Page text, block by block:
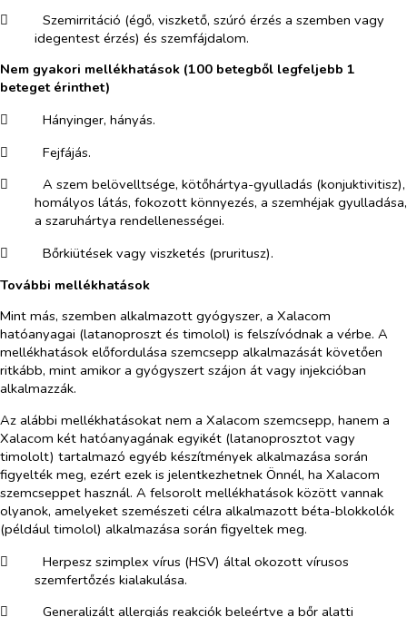
​
Szemirritáció (égő, viszkető, szúró érzés a szemben vagy
idegentest érzés) és szemfájdalom.
Nem gyakori mellékhatások (100 betegből legfeljebb 1
beteget érinthet)
​
Hányinger, hányás.
​
Fejfájás.
​
A szem belövelltsége, kötőhártya-gyulladás (konjuktivitisz),
homályos látás, fokozott könnyezés, a szemhéjak gyulladása,
a szaruhártya rendellenességei.
​
Bőrkiütések vagy viszketés (pruritusz).
További mellékhatások
Mint más, szemben alkalmazott gyógyszer, a Xalacom
hatóanyagai (latanoproszt és timolol) is felszívódnak a vérbe. A
mellékhatások előfordulása szemcsepp alkalmazását követően
ritkább, mint amikor a gyógyszert szájon át vagy injekcióban
alkalmazzák.
Az alábbi mellékhatásokat nem a Xalacom szemcsepp, hanem a
Xalacom két hatóanyagának egyikét (latanoprosztot vagy
timololt) tartalmazó egyéb készítmények alkalmazása során
figyelték meg, ezért ezek is jelentkezhetnek Önnél, ha Xalacom
szemcseppet használ. A felsorolt mellékhatások között vannak
olyanok, amelyeket szemészeti célra alkalmazott béta-blokkolók
(például timolol) alkalmazása során figyeltek meg.
​
Herpesz szimplex vírus (HSV) által okozott vírusos
szemfertőzés kialakulása.
​
Generalizált allergiás reakciók beleértve a bőr alatti